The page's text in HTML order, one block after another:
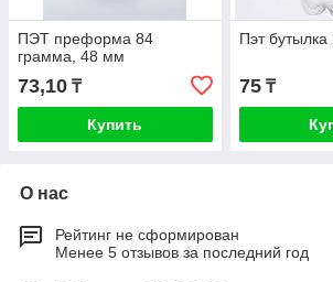
ПЭТ преформа 84
грамма, 48 мм
73,10 ₸
Купить
Пэт
75₸
О нас
Рейтинг не сформирован
Менее 5 отзывов за последний год